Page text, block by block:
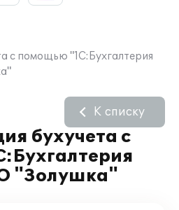
с помощью "1С:Бухгалтерия
бухучета с
"Золушка"
К списку